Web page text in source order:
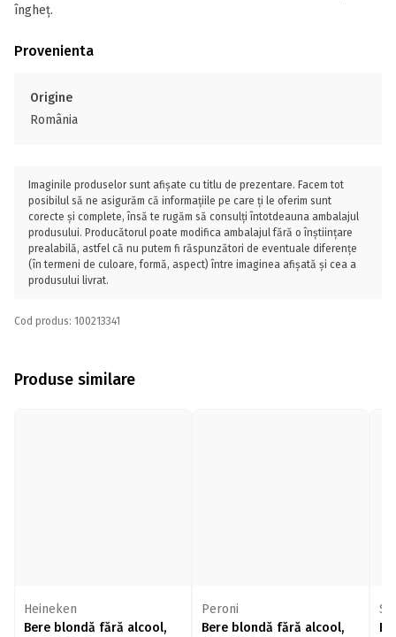
îngheț.
Provenienta
Origine
România
Imaginile produselor sunt afișate cu titlu de prezentare. Facem tot
posibilul să ne asigurăm că informațiile pe care ți le oferim sunt
corecte și complete, însă te rugăm să consulți întotdeauna ambalajul
produsului. Producătorul poate modifica ambalajul fără o înștiințare
prealabilă, astfel că nu putem fi răspunzători de eventuale diferențe
(în termeni de culoare, formă, aspect) între imaginea afișată și cea a
produsului livrat.
Cod produs: 100213341
Produse similare
Heineken
Bere blondă fără alcool,
Peroni
Bere blondă fără alcool,